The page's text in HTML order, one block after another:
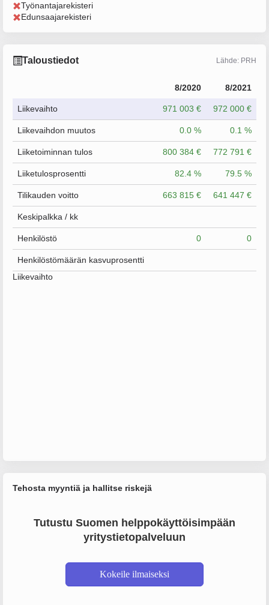
Työnantajarekisteri
Edunsaajarekisteri
Taloustiedot Lähde: PRH
8/2020 8/2021
Liikevaihto 971 003 € 972 000 €
Liikevaihdon muutos 0.0 % 0.1 %
Liiketoiminnan tulos 800 384 € 772 791 €
Liiketulosprosentti 82.4 % 79.5 %
Tilikauden voitto 663 815 € 641 447 €
Keskipalkka / kk
Henkilöstö 0 0
Henkilöstömäärän kasvuprosentti
Liikevaihto
Tehosta myyntiä ja hallitse riskejä
Tutustu Suomen helppokäyttöisimpään
yritystietopalveluun
Kokeile ilmaiseksi